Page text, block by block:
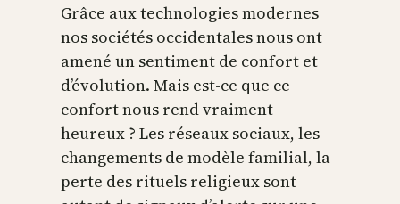
Grâce aux technologies modernes
nos sociétés occidentales nous ont
amené un sentiment de confort et
d’évolution. Mais est-ce que ce
confort nous rend vraiment
heureux ? Les réseaux sociaux, les
changements de modèle familial, la
perte des rituels religieux sont